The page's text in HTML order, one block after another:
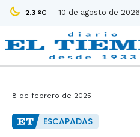
2.3 ºC 10 de agosto de 2026
8 de febrero de 2025
ESCAPADAS